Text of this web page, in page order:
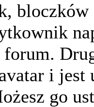
i jest
go